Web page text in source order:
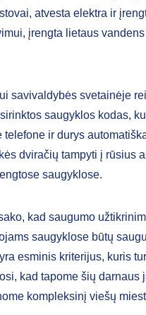
atvesta elektra ir
įrengta lietaus
savivaldybės svetainėje
saugyklos kodas,
ir durys
dviračių tampyti į rūsius
saugyklose.
kad saugumo
saugyklose būtų
esminis kriterijus, kuris
kad tapome šių darnaus
kompleksinį viešų